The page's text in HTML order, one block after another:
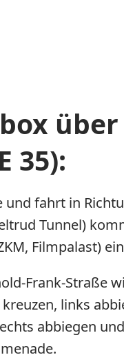
35):
fahrt in
Tunnel)
Filmpalast)
Frank-Straße
links
abbiegen